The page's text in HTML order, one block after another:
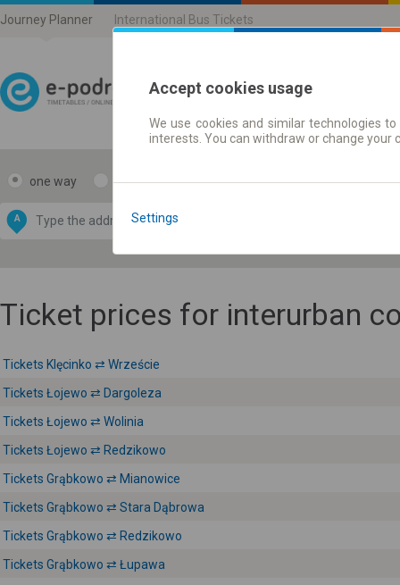
Journey Planner International Bus Tickets
Journey planner |
one way return
A
by
OpenStreetMap
Ticket prices for interurban
Tickets Klęcinko ⇄ Wrzeście
Tickets Łojewo ⇄ Dargoleza
Tickets Łojewo ⇄ Wolinia
Tickets Łojewo ⇄ Redzikowo
Tickets Grąbkowo ⇄ Mianowice
Tickets Grąbkowo ⇄ Stara Dąbrowa
Tickets Grąbkowo ⇄ Redzikowo
Tickets Grąbkowo ⇄ Łupawa
Accept cookies usage
We use cookies and similar technologies
interests. You can withdraw or change
Settings